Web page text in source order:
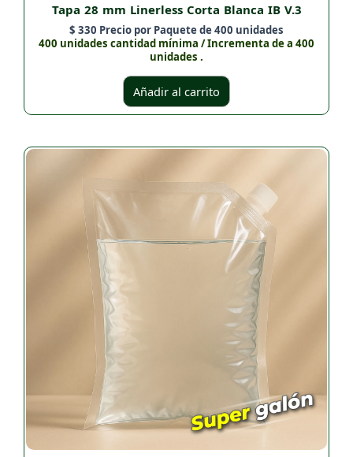
Tapa 28 mm Linerless Corta Blanca IB V.3
$ 330 Precio por Paquete de 400 unidades
400 unidades cantidad mínima / Incrementa de a 400
unidades .
Añadir al carrito